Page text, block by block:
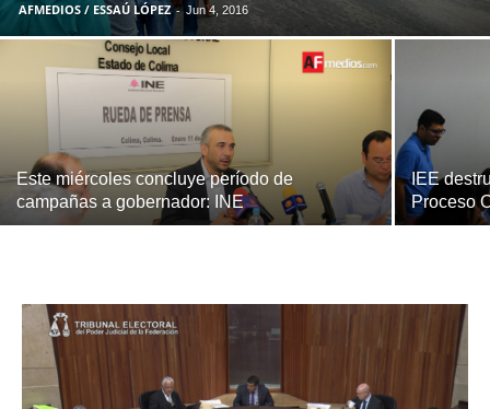
AFMEDIOS / ESSAÚ LÓPEZ - Jun 4, 2016
Este miércoles concluye período de
campañas a gobernador: INE
IEE
Proceso